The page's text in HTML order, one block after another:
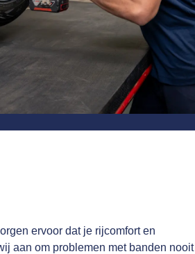
ervoor dat je rijcomfort en
aan om problemen met banden nooit